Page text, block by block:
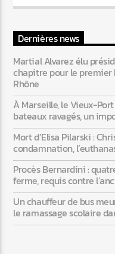
Web-Radio-
Dernières news
Martial Alvarez élu
chapitre pour le premier
Rhône
À Marseille, le Vieux-
bateaux ravagés, un
Mort d’Elisa Pilarski :
condamnation,
Procès Bernardini :
ferme, requis contre
Un chauffeur de bus
le ramassage scolaire